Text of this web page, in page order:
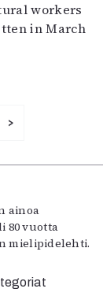
workers
in March
>
ainoa
80 vuotta
mielipidelehti.